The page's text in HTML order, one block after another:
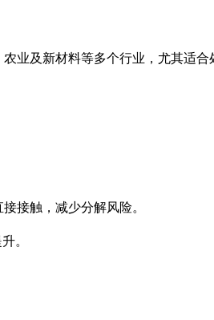
业及新材料等多个行业，尤其适
接触，减少分解风险。
。